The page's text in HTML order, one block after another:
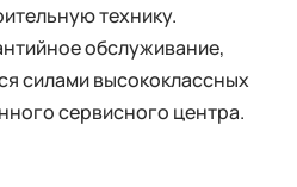
технику.
обслуживание,
силами высококлассных
сервисного центра.